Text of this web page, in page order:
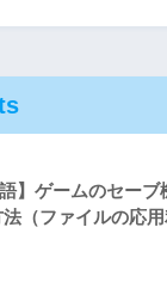
語】ゲームのセーブ
（ファイルの応用